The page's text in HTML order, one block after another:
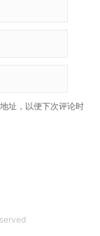
址，以便下次评论时